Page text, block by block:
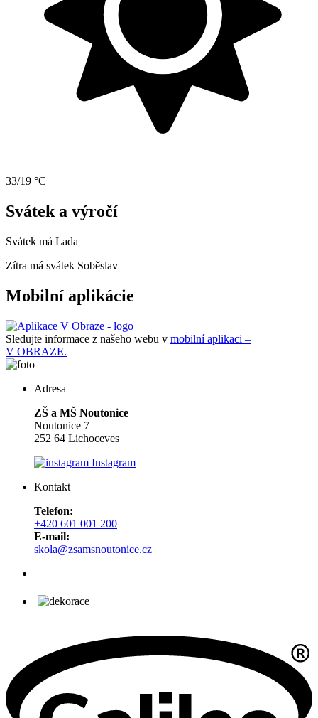
33/19 °C
Svátek a výročí
Svátek má Lada
Zítra má svátek Soběslav
Mobilní aplikácie
Sledujte informace z našeho webu v mobilní aplikaci –
V OBRAZE.
Adresa
ZŠ a MŠ Noutonice
Noutonice 7
252 64 Lichoceves
Instagram
Kontakt
Telefon:
+420 601 001 200
E-mail:
skola@zsamsnoutonice.cz